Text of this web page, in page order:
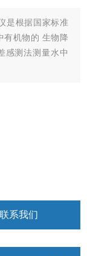
是根据国家标准
有机物的 生物降
感测法测量水中
联系我们